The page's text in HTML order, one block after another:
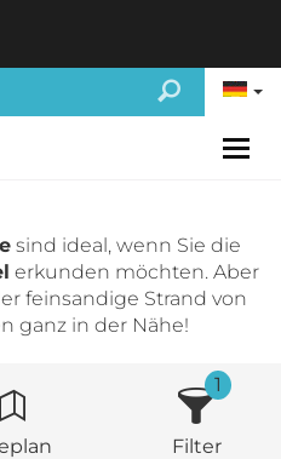
sind ideal, wenn Sie die
erkunden möchten. Aber
feinsandige Strand von
ganz in der Nähe!
Filter
1